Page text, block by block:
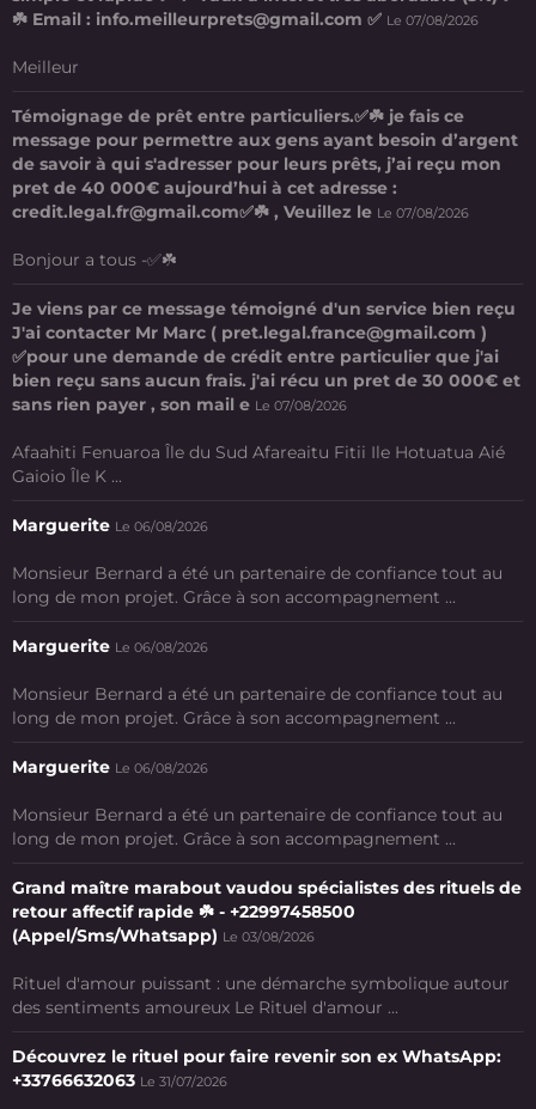
☘️ Email : info.meilleurprets@gmail.com ✅ Le 07/08/2026
Meilleur
Témoignage de prêt entre particuliers.✅☘️ je fais ce
message pour permettre aux gens ayant besoin d’argent
de savoir à qui s'adresser pour leurs prêts, j’ai reçu mon
pret de 40 000€ aujourd’hui à cet adresse :
credit.legal.fr@gmail.com✅☘️ , Veuillez le Le 07/08/2026
Bonjour a tous -✅☘️
Je viens par ce message témoigné d'un service bien reçu
J'ai contacter Mr Marc ( pret.legal.france@gmail.com )
✅pour une demande de crédit entre particulier que j'ai
bien reçu sans aucun frais. j'ai récu un pret de 30 000€ et
sans rien payer , son mail e Le 07/08/2026
Afaahiti Fenuaroa Île du Sud Afareaitu Fitii Ile Hotuatua Aié
Gaioio Île K ...
Marguerite Le 06/08/2026
Monsieur Bernard a été un partenaire de confiance tout au
long de mon projet. Grâce à son accompagnement ...
Marguerite Le 06/08/2026
Monsieur Bernard a été un partenaire de confiance tout au
long de mon projet. Grâce à son accompagnement ...
Marguerite Le 06/08/2026
Monsieur Bernard a été un partenaire de confiance tout au
long de mon projet. Grâce à son accompagnement ...
Grand maître marabout vaudou spécialistes des rituels de
retour affectif rapide ☘️ - +22997458500
(Appel/Sms/Whatsapp) Le 03/08/2026
Rituel d'amour puissant : une démarche symbolique autour
des sentiments amoureux Le Rituel d'amour ...
Découvrez le rituel pour faire revenir son ex WhatsApp:
+33766632063 Le 31/07/2026